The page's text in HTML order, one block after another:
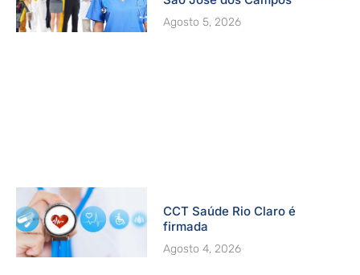
Agosto 5, 2026
CCT Saúde Rio Claro é
firmada
Agosto 4, 2026